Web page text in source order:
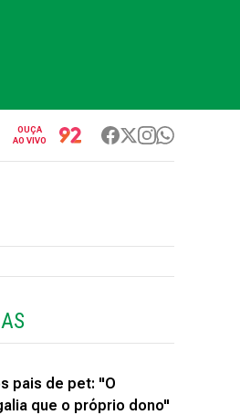
OUÇA
AO VIVO
pais de pet: "O
que o próprio dono"